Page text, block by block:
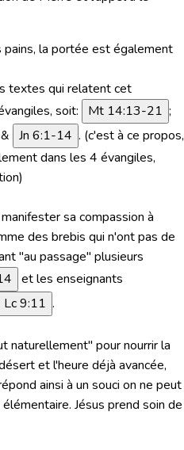
pains, la portée est également
textes qui relatent cet
soit:
Mt 14:13-21 ;
& Jn 6:1-14 . (c'est à ce propos,
dans les 4 évangiles,
sa compassion à
des brebis qui n'ont pas de
"au passage" plusieurs
et les enseignants
Lc 9:11 .
naturellement" pour nourrir la
et l'heure déjà avancée,
ainsi à un souci on ne peut
Jésus prend soin de